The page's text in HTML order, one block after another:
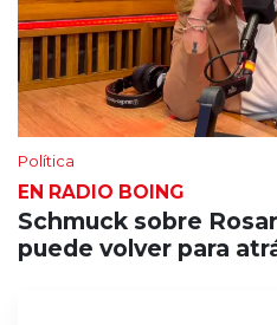
Política
EN RADIO BOING
Schmuck sobre
puede volver para